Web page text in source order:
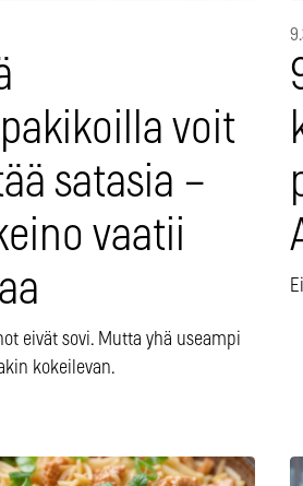
voit
satasia –
vaatii
eivät sovi. Mutta yhä useampi
kokeilevan.